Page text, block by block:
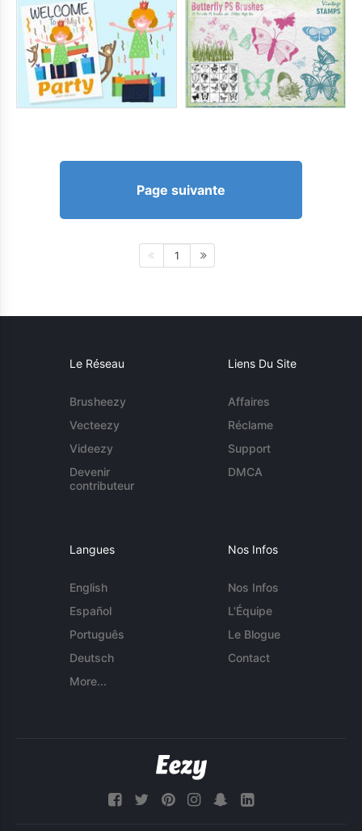
Page suivante
1
Le Réseau
Brusheezy
Vecteezy
Videezy
Devenir
contributeur
Liens Du Site
Affaires
Réclame
Support
DMCA
Langues
English
Español
Português
Deutsch
More...
Nos Infos
Nos Infos
L'Équipe
Le Blogue
Contact